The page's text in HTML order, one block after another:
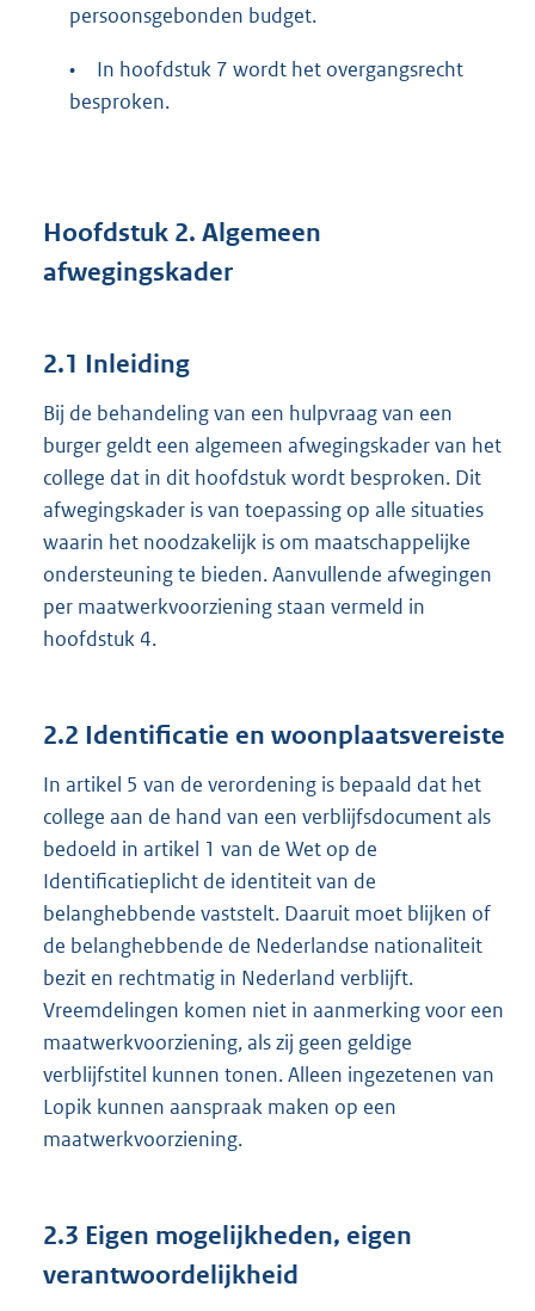
persoonsgebonden budget.
•
In hoofdstuk 7 wordt het overgangsrecht
besproken.
Hoofdstuk 2. Algemeen
afwegingskader
2.1 Inleiding
Bij de behandeling van een hulpvraag van een
burger geldt een algemeen afwegingskader van het
college dat in dit hoofdstuk wordt besproken. Dit
afwegingskader is van toepassing op alle situaties
waarin het noodzakelijk is om maatschappelijke
ondersteuning te bieden. Aanvullende afwegingen
per maatwerkvoorziening staan vermeld in
hoofdstuk 4.
2.2 Identificatie en woonplaatsvereiste
In artikel 5 van de verordening is bepaald dat het
college aan de hand van een verblijfsdocument als
bedoeld in artikel 1 van de Wet op de
Identificatieplicht de identiteit van de
belanghebbende vaststelt. Daaruit moet blijken of
de belanghebbende de Nederlandse nationaliteit
bezit en rechtmatig in Nederland verblijft.
Vreemdelingen komen niet in aanmerking voor een
maatwerkvoorziening, als zij geen geldige
verblijfstitel kunnen tonen. Alleen ingezetenen van
Lopik kunnen aanspraak maken op een
maatwerkvoorziening.
2.3 Eigen mogelijkheden, eigen
verantwoordelijkheid